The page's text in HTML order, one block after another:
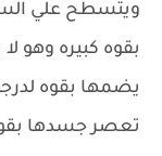
ويتسطح علي
بقوه كبيره وهو
يضمها بقوه
تعصر جسدها